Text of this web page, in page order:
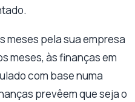
meses pela sua empresa
meses, às finanças em
com base numa
prevêem que seja o